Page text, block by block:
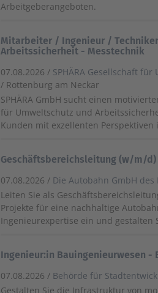
Arbeitgeberangeboten.
Mitarbeiter / Ingenieur /
Arbeitssicherheit - Messtechnik
07.08.2026 / SPHÄRA Gesellschaft
/ Rottenburg am Neckar
SPHÄRA GmbH sucht einen
für Umweltschutz und
Kunden mit exzellenten
Geschäftsbereichsleitung (w/m/
07.08.2026 / Die Autobahn GmbH des
Leiten Sie als
Projekte für eine nachhaltige
Ingenieurexpertise ein und gestalten
Ingenieur:in Bauingenieurwesen -
07.08.2026 / Behörde für
Gestalten Sie die Infrastruktur von